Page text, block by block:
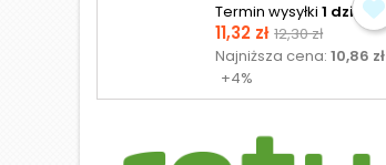
Termin wysyłki 1 dzień
Cena
11,32 zł Cena
podstawowa
12,30 zł
Najniższa cena:10,86 zł
+4%